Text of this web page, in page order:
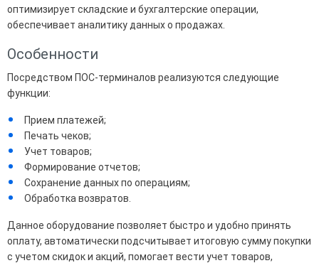
оптимизирует складские и бухгалтерские операции,
обеспечивает аналитику данных о продажах.
Особенности
Посредством ПОС-терминалов реализуются следующие
функции:
Прием платежей;
Печать чеков;
Учет товаров;
Формирование отчетов;
Сохранение данных по операциям;
Обработка возвратов.
Данное оборудование позволяет быстро и удобно принять
оплату, автоматически подсчитывает итоговую сумму покупки
с учетом скидок и акций, помогает вести учет товаров,